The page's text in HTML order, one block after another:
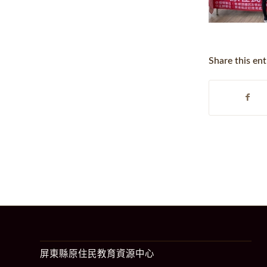
Share this
屏東縣原住民教育資源中心